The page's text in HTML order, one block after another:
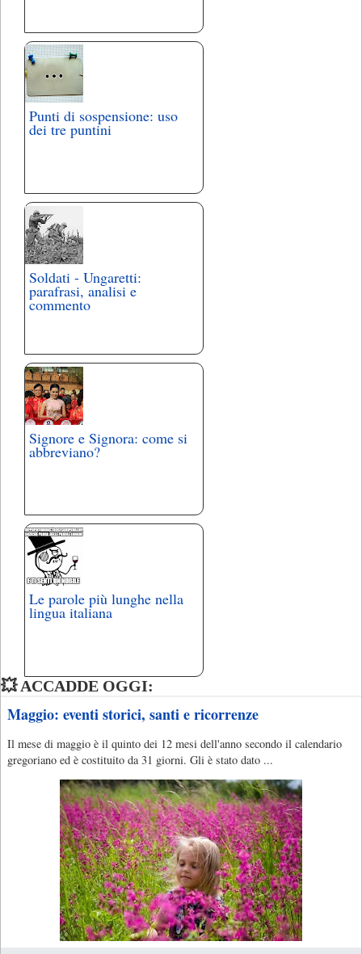
Punti di sospensione: uso
dei tre puntini
Soldati - Ungaretti:
parafrasi, analisi e
commento
Signore e Signora: come si
abbreviano?
Le parole più lunghe nella
lingua italiana
💥 ACCADDE OGGI:
Maggio: eventi storici, santi e ricorrenze
Il mese di maggio è il quinto dei 12 mesi dell'anno secondo il calendario
gregoriano ed è costituito da 31 giorni. Gli è stato dato ...